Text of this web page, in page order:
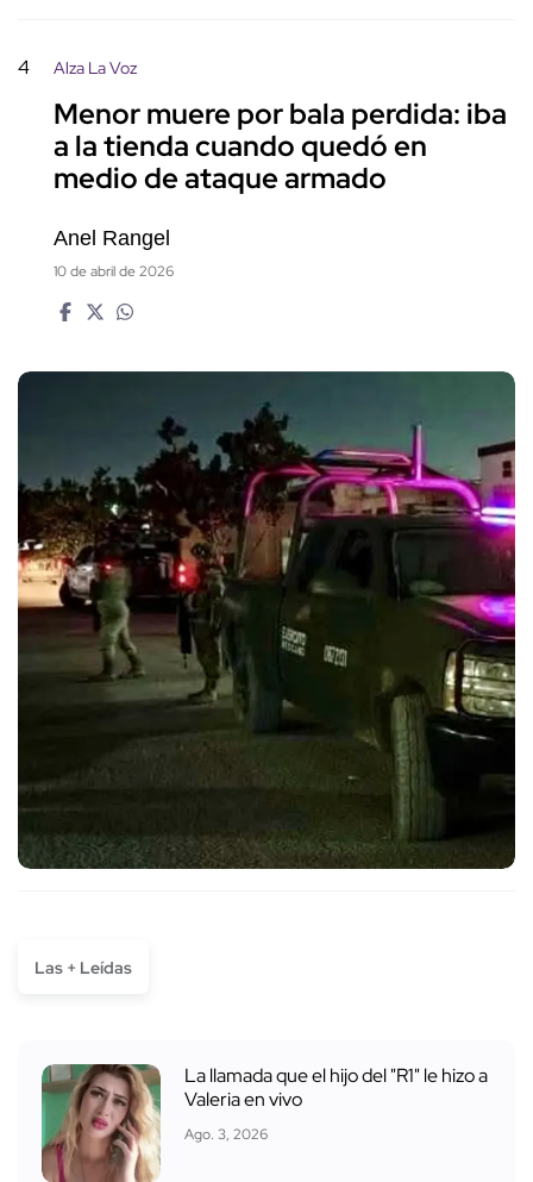
4 Alza La Voz
Menor muere por bala perdida: iba
a la tienda cuando quedó en
medio de ataque armado
Anel Rangel
10 de abril de 2026
Las + Leídas
La llamada que el hijo del "R1" le hizo a
Valeria en vivo
Ago. 3, 2026